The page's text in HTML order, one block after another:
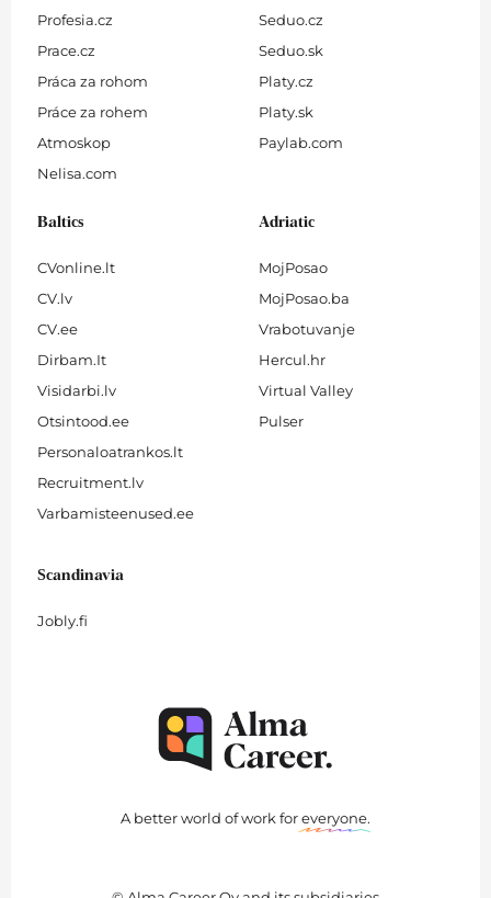
Profesia.cz
Prace.cz
Práca za rohom
Práce za rohem
Atmoskop
Nelisa.com
Seduo.cz
Seduo.sk
Platy.cz
Platy.sk
Paylab.com
Baltics
CVonline.lt
CV.lv
CV.ee
Dirbam.It
Visidarbi.lv
Otsintood.ee
Personaloatrankos.lt
Recruitment.lv
Varbamisteenused.ee
Adriatic
MojPosao
MojPosao.ba
Vrabotuvanje
Hercul.hr
Virtual Valley
Pulser
Scandinavia
Jobly.fi
A better world of work foreveryone.